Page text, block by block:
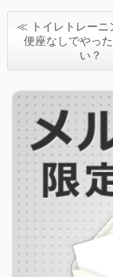
≪ トイレトレーニ
便座なしでやっ
い？